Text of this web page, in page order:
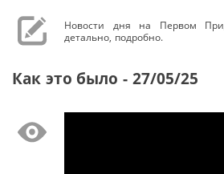
Новости дня на Первом
детально, подробно.
Как это было - 27/05/25